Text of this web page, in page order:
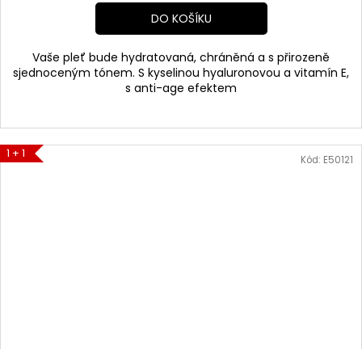
DO KOŠÍKU
Vaše pleť bude hydratovaná, chráněná a s přirozeně
sjednoceným tónem. S kyselinou hyaluronovou a vitamín E,
s anti-age efektem
1 + 1 Kód: E50121